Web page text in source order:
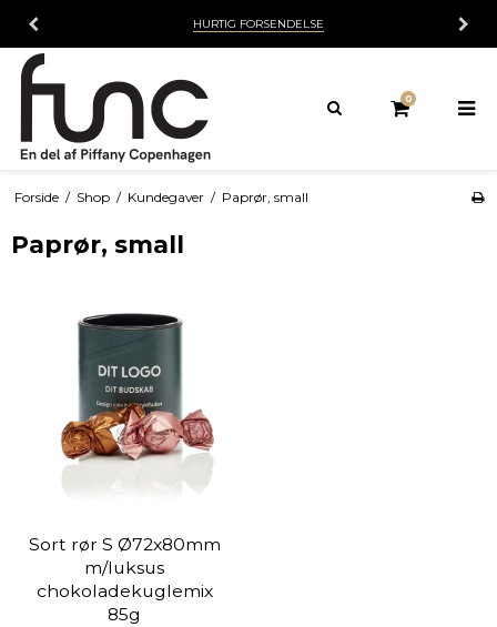
HURTIG FORSENDELSE
0
Forside / Shop / Kundegaver / Paprør, small
Paprør, small
Sort rør S Ø72x80mm
m/luksus
chokoladekuglemix
85g